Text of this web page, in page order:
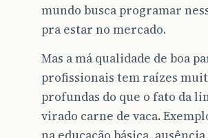
mundo busca programar
pra estar no mercado.
Mas a má qualidade de boa
profissionais tem raízes
profundas do que o fato da
virado carne de vaca.